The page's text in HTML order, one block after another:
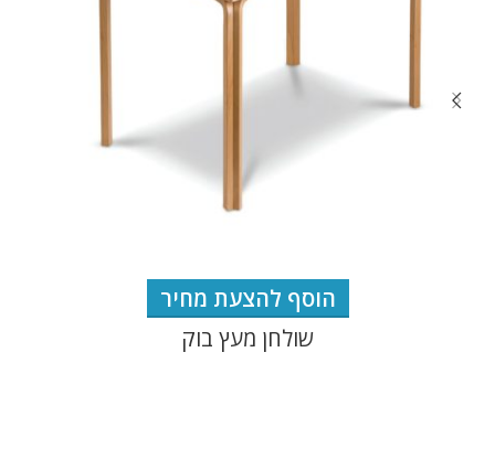
הוסף להצעת מחיר
שולחן מעץ בוק